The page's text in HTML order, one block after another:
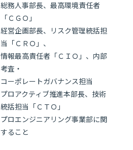
総務人事部長、最高環境責任者
「ＣＧＯ」
経営企画部長、リスク管理統括担
当「ＣＲＯ」、
情報最高責任者「ＣＩＯ」、内部
考査・
コーポレートガバナンス担当
プロアクティブ推進本部長、技術
統括担当「ＣＴＯ」
プロエンジニアリング事業部に関
すること